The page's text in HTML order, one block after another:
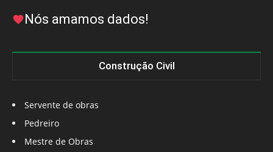
Nós amamos dados!
Construção Civil
Servente de obras
Pedreiro
Mestre de Obras